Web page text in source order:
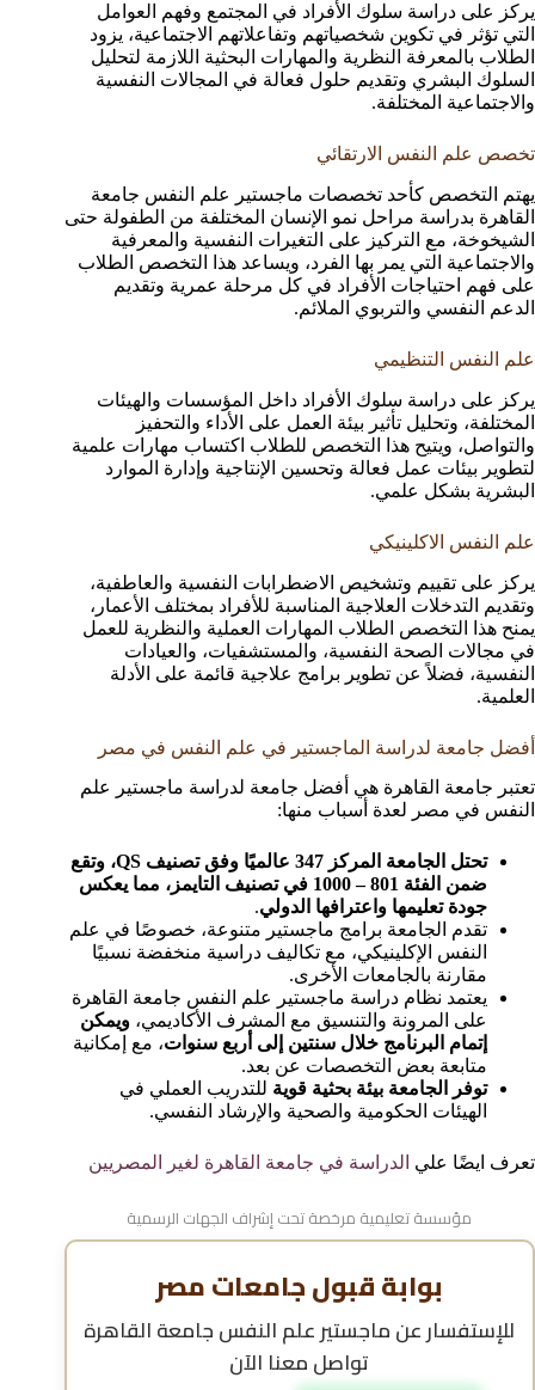
يركز على دراسة سلوك الأفراد في المجتمع وفهم العوامل
التي تؤثر في تكوين شخصياتهم وتفاعلاتهم الاجتماعية، يزود
الطلاب بالمعرفة النظرية والمهارات البحثية اللازمة لتحليل
السلوك البشري وتقديم حلول فعالة في المجالات النفسية
والاجتماعية المختلفة.
تخصص علم النفس الارتقائي
يهتم التخصص كأحد تخصصات ماجستير علم النفس جامعة
القاهرة بدراسة مراحل نمو الإنسان المختلفة من الطفولة حتى
الشيخوخة، مع التركيز على التغيرات النفسية والمعرفية
والاجتماعية التي يمر بها الفرد، ويساعد هذا التخصص الطلاب
على فهم احتياجات الأفراد في كل مرحلة عمرية وتقديم
الدعم النفسي والتربوي الملائم.
علم النفس التنظيمي
يركز على دراسة سلوك الأفراد داخل المؤسسات والهيئات
المختلفة، وتحليل تأثير بيئة العمل على الأداء والتحفيز
والتواصل، ويتيح هذا التخصص للطلاب اكتساب مهارات علمية
لتطوير بيئات عمل فعالة وتحسين الإنتاجية وإدارة الموارد
البشرية بشكل علمي.
علم النفس الاكلينيكي
يركز على تقييم وتشخيص الاضطرابات النفسية والعاطفية،
وتقديم التدخلات العلاجية المناسبة للأفراد بمختلف الأعمار،
يمنح هذا التخصص الطلاب المهارات العملية والنظرية للعمل
في مجالات الصحة النفسية، والمستشفيات، والعيادات
النفسية، فضلاً عن تطوير برامج علاجية قائمة على الأدلة
العلمية.
أفضل جامعة لدراسة الماجستير في علم النفس في مصر
تعتبر جامعة القاهرة هي أفضل جامعة لدراسة ماجستير علم
النفس في مصر لعدة أسباب منها:
تحتل الجامعة المركز 347 عالميًا وفق تصنيف QS، وتقع
ضمن الفئة 801 – 1000 في تصنيف التايمز، مما يعكس
جودة تعليمها واعترافها الدولي.
تقدم الجامعة برامج ماجستير متنوعة، خصوصًا في علم
النفس الإكلينيكي، مع تكاليف دراسية منخفضة نسبيًا
مقارنة بالجامعات الأخرى.
يعتمد نظام دراسة ماجستير علم النفس جامعة القاهرة
على المرونة والتنسيق مع المشرف الأكاديمي، ويمكن
إتمام البرنامج خلال سنتين إلى أربع سنوات، مع إمكانية
متابعة بعض التخصصات عن بعد.
توفر الجامعة بيئة بحثية قوية للتدريب العملي في
الهيئات الحكومية والصحية والإرشاد النفسي.
تعرف ايضًا علي الدراسة في جامعة القاهرة لغير المصريين
مؤسسة تعليمية مرخصة تحت إشراف الجهات الرسمية
بوابة قبول جامعات مصر
للإستفسار عنماجستير علم النفس جامعة القاهرة
تواصل معنا الآن